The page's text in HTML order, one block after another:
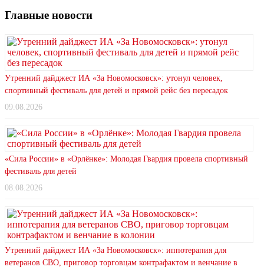
Главные новости
Утренний дайджест ИА «За Новомосковск»: утонул человек,
спортивный фестиваль для детей и прямой рейс без пересадок
09.08.2026
«Сила России» в «Орлёнке»: Молодая Гвардия провела спортивный
фестиваль для детей
08.08.2026
Утренний дайджест ИА «За Новомосковск»: иппотерапия для
ветеранов СВО, приговор торговцам контрафактом и венчание в